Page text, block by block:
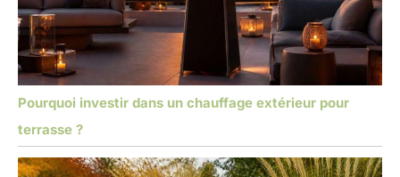
Pourquoi investir dans un chauffage extérieur pour
terrasse ?